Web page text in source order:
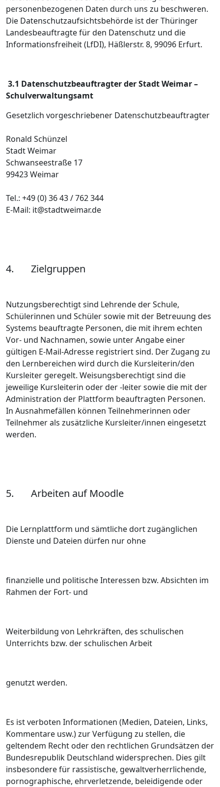
personenbezogenen Daten durch uns zu beschweren.
Die Datenschutzaufsichtsbehörde ist der Thüringer
Landesbeauftragte für den Datenschutz und die
Informationsfreiheit (LfDI), Häßlerstr. 8, 99096 Erfurt.
3.1 Datenschutzbeauftragter der Stadt Weimar –
Schulverwaltungsamt
Gesetzlich vorgeschriebener Datenschutzbeauftragter
Ronald Schünzel
Stadt Weimar
Schwanseestraße 17
99423 Weimar
Tel.: +49 (0) 36 43 / 762 344
E-Mail: it@stadtweimar.de
4. Zielgruppen
Nutzungsberechtigt sind Lehrende der Schule,
Schülerinnen und Schüler sowie mit der Betreuung des
Systems beauftragte Personen, die mit ihrem echten
Vor- und Nachnamen, sowie unter Angabe einer
gültigen E-Mail-Adresse registriert sind. Der Zugang zu
den Lernbereichen wird durch die Kursleiterin/den
Kursleiter geregelt. Weisungsberechtigt sind die
jeweilige Kursleiterin oder der -leiter sowie die mit der
Administration der Plattform beauftragten Personen.
In Ausnahmefällen können Teilnehmerinnen oder
Teilnehmer als zusätzliche Kursleiter/innen eingesetzt
werden.
5. Arbeiten auf Moodle
Die Lernplattform und sämtliche dort zugänglichen
Dienste und Dateien dürfen nur ohne
finanzielle und politische Interessen bzw. Absichten im
Rahmen der Fort- und
Weiterbildung von Lehrkräften, des schulischen
Unterrichts bzw. der schulischen Arbeit
genutzt werden.
Es ist verboten Informationen (Medien, Dateien, Links,
Kommentare usw.) zur Verfügung zu stellen, die
geltendem Recht oder den rechtlichen Grundsätzen der
Bundesrepublik Deutschland widersprechen. Dies gilt
insbesondere für rassistische, gewaltverherrlichende,
pornographische, ehrverletzende, beleidigende oder